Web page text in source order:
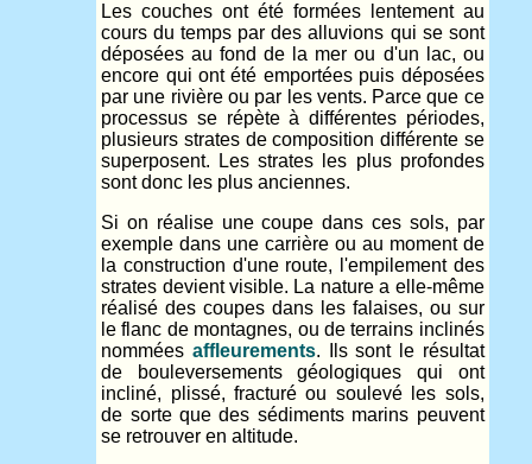
Les couches ont été formées lentement au
cours du temps par des alluvions qui se sont
déposées au fond de la mer ou d'un lac, ou
encore qui ont été emportées puis déposées
par une rivière ou par les vents. Parce que ce
processus se répète à différentes périodes,
plusieurs strates de composition différente se
superposent. Les strates les plus profondes
sont donc les plus anciennes.
Si on réalise une coupe dans ces sols, par
exemple dans une carrière ou au moment de
la construction d'une route, l'empilement des
strates devient visible. La nature a elle-même
réalisé des coupes dans les falaises, ou sur
le flanc de montagnes, ou de terrains inclinés
nommées affleurements. Ils sont le résultat
de bouleversements géologiques qui ont
incliné, plissé, fracturé ou soulevé les sols,
de sorte que des sédiments marins peuvent
se retrouver en altitude.